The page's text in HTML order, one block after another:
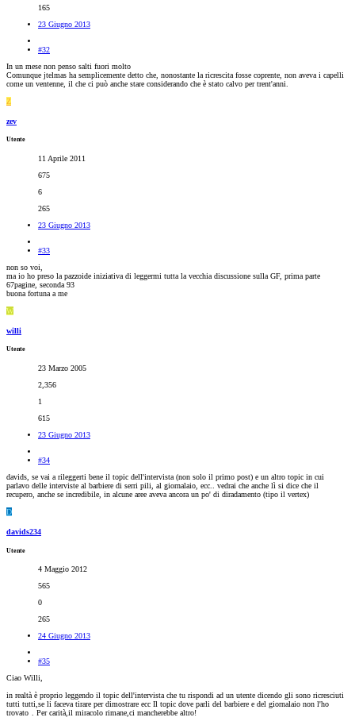
165
23 Giugno 2013
#32
In un mese non penso salti fuori molto
Comunque jtelmas ha semplicemente detto che, nonostante la ricrescita fosse coprente, non aveva i capelli
come un ventenne, il che ci può anche stare considerando che è stato calvo per trent'anni.
Z
zev
Utente
11 Aprile 2011
675
6
265
23 Giugno 2013
#33
non so voi,
ma io ho preso la pazzoide iniziativa di leggermi tutta la vecchia discussione sulla GF, prima parte
67pagine, seconda 93
buona fortuna a me
W
willi
Utente
23 Marzo 2005
2,356
1
615
23 Giugno 2013
#34
davids, se vai a rileggerti bene il topic dell'intervista (non solo il primo post) e un altro topic in cui
parlavo delle interviste al barbiere di serri pili, al giornalaio, ecc.. vedrai che anche lì si dice che il
recupero, anche se incredibile, in alcune aree aveva ancora un po' di diradamento (tipo il vertex)
D
davids234
Utente
4 Maggio 2012
565
0
265
24 Giugno 2013
#35
Ciao Willi,
in realtà è proprio leggendo il topic dell'intervista che tu rispondi ad un utente dicendo gli sono ricresciuti
tutti tutti,se li faceva tirare per dimostrare ecc Il topic dove parli del barbiere e del giornalaio non l'ho
trovato . Per carità,il miracolo rimane,ci mancherebbe altro!